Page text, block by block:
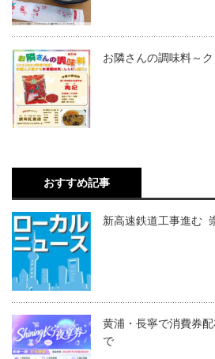
お隣さんの調味料～
おすすめ記事
新高速鉄道工事進む
黄浦・長寧で消費券
で